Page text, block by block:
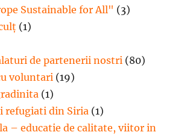
Sustainable for All" (3)
(1)
de partenerii nostri (80)
voluntari (19)
(1)
refugiati din Siria (1)
– educatie de calitate, viitor in